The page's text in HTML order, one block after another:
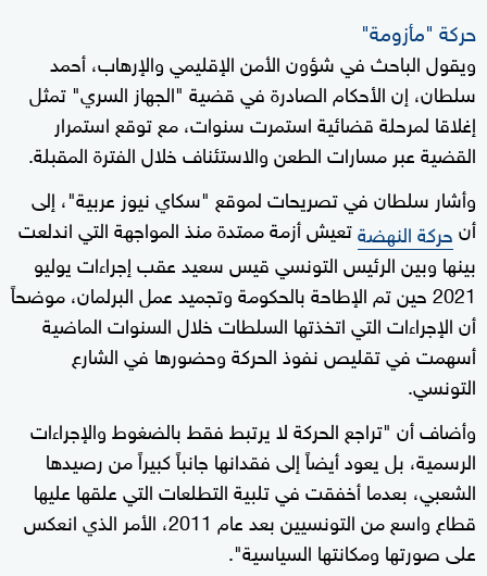
حركة "مأزومة"
ويقول الباحث في شؤون الأمن الإقليمي والإرهاب، أحمد
سلطان، إن الأحكام الصادرة في قضية "الجهاز السري" تمثل
إغلاقا لمرحلة قضائية استمرت سنوات، مع توقع استمرار
القضية عبر مسارات الطعن والاستئناف خلال الفترة المقبلة.
وأشار سلطان في تصريحات لموقع "سكاي نيوز عربية"، إلى
أنحركة النهضةتعيش أزمة ممتدة منذ المواجهة التي اندلعت
بينها وبين الرئيس التونسي قيس سعيد عقب إجراءات يوليو
2021 حين تم الإطاحة بالحكومة وتجميد عمل البرلمان، موضحاً
أن الإجراءات التي اتخذتها السلطات خلال السنوات الماضية
أسهمت في تقليص نفوذ الحركة وحضورها في الشارع
التونسي.
وأضاف أن "تراجع الحركة لا يرتبط فقط بالضغوط والإجراءات
الرسمية، بل يعود أيضاً إلى فقدانها جانباً كبيراً من رصيدها
الشعبي، بعدما أخفقت في تلبية التطلعات التي علقها عليها
قطاع واسع من التونسيين بعد عام 2011، الأمر الذي انعكس
على صورتها ومكانتها السياسية".